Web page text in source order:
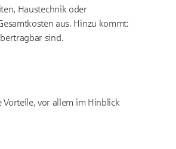
Haustechnik oder
aus. Hinzu kommt:
sind.
vor allem im Hinblick